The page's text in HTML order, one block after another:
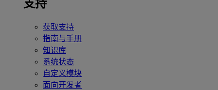
支持
获取支持
指南与手册
知识库
系统状态
自定义模块
面向开发者